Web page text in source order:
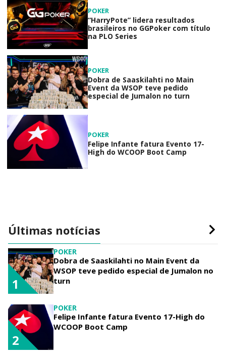
POKER
“HarryPote” lidera resultados
brasileiros no GGPoker com título
na PLO Series
POKER
Dobra de Saaskilahti no Main
Event da WSOP teve pedido
especial de Jumalon no turn
POKER
Felipe Infante fatura Evento 17-
High do WCOOP Boot Camp
Últimas notícias
POKER
Dobra de Saaskilahti no Main Event da
WSOP teve pedido especial de Jumalon no
turn
1
POKER
Felipe Infante fatura Evento 17-High do
WCOOP Boot Camp
2